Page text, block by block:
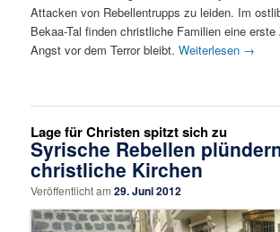
Attacken von Rebellentrupps zu leiden. Im
Bekaa-Tal finden christliche Familien eine
Angst vor dem Terror bleibt.Weiterlesen →
Lage für Christen spitzt sich zu
Syrische Rebellen
christliche Kirchen
Veröffentlicht am29. Juni 2012